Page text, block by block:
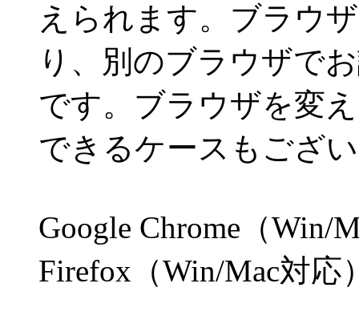
えられます。ブラウ
り、別のブラウザで
です。ブラウザを変
できるケースもござ
Google Chrome（Win/
Firefox（Win/Mac対応